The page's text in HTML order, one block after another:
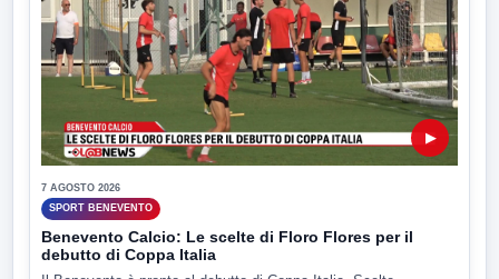
▶
7 AGOSTO 2026
SPORT BENEVENTO
Benevento Calcio: Le scelte di Floro Flores per il
debutto di Coppa Italia